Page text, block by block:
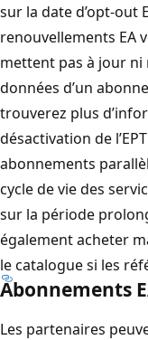
sur la date d’opt-out
renouvellements EA
mettent pas à jour
données d’un
trouverez plus
désactivation de
abonnements
cycle de vie des
sur la période
également acheter
le catalogue si les
Abonnements
Les partenaires